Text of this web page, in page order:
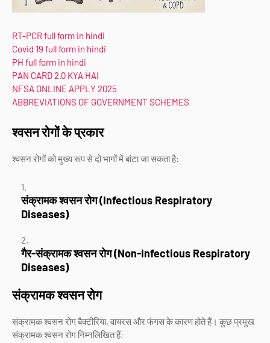
RT-PCR full form in hindi
Covid 19 full form in hindi
PH full form in hindi
PAN CARD 2.0 KYA HAI
NFSA ONLINE APPLY 2025
ABBREVIATIONS OF GOVERNMENT SCHEMES
श्वसन रोगों के प्रकार
श्वसन रोगों को मुख्य रूप से दो भागों में बांटा जा सकता है:
संक्रामक श्वसन रोग (Infectious Respiratory
Diseases)
गैर-संक्रामक श्वसन रोग (Non-Infectious Respiratory
Diseases)
संक्रामक श्वसन रोग
संक्रामक श्वसन रोग बैक्टीरिया, वायरस और फंगस के कारण होते हैं। कुछ प्रमुख
संक्रामक श्वसन रोग निम्नलिखित हैं: